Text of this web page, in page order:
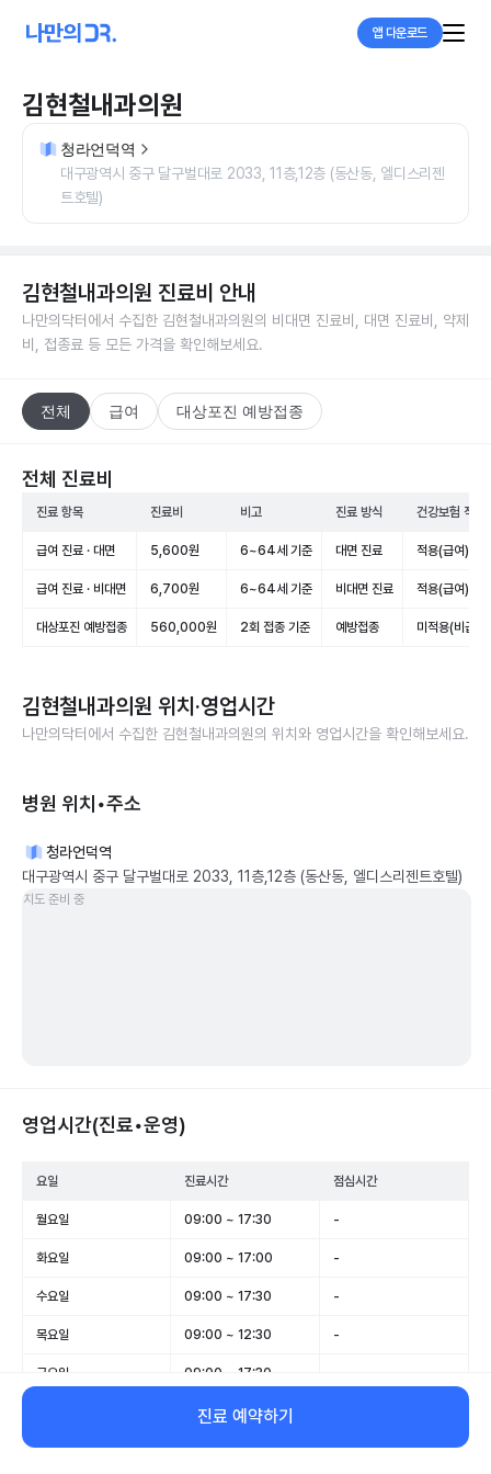
앱 다운로드
김현철내과의원
청라언덕역
대구광역시 중구 달구벌대로 2033, 11층,12층 (동산동, 엘디스리젠
트호텔)
김현철내과의원 진료비 안내
나만의닥터에서 수집한 김현철내과의원의 비대면 진료비, 대면 진료비, 약제
비, 접종료 등 모든 가격을 확인해보세요.
전체 급여 대상포진 예방접종
전체 진료비
진료 항목 진료비 비고 진료 방식 건강보험 적용
급여 진료 · 대면 5,600원 6~64세 기준 대면 진료 적용(급여)
급여 진료 · 비대면 6,700원 6~64세 기준 비대면 진료 적용(급여)
대상포진 예방접종 560,000원 2회 접종 기준 예방접종 미적용(비급여)
김현철내과의원 위치·영업시간
나만의닥터에서 수집한 김현철내과의원의 위치와 영업시간을 확인해보세요.
병원 위치•주소
청라언덕역
대구광역시 중구 달구벌대로 2033, 11층,12층 (동산동, 엘디스리젠트호텔)
지도 준비 중
영업시간(진료•운영)
요일 진료시간 점심시간
월요일 09:00 ~ 17:30 -
화요일 09:00 ~ 17:00 -
수요일 09:00 ~ 17:30 -
목요일 09:00 ~ 12:30 -
금요일 09:00 ~ 17:30
09:00 ~ 12:30
일요일 휴무 -
진료 예약하기